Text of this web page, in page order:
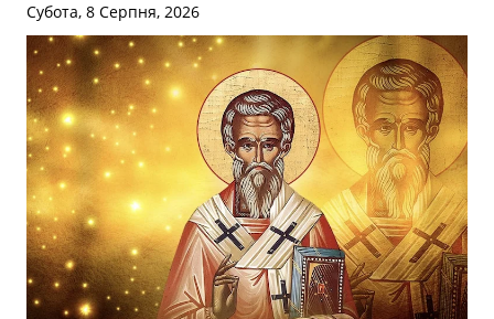
Субота, 8 Серпня, 2026